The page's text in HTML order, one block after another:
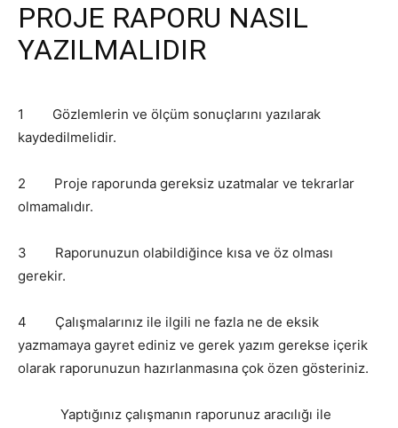
PROJE RAPORU NASIL
YAZILMALIDIR
1 Gözlemlerin ve ölçüm sonuçlarını yazılarak
kaydedilmelidir.
2 Proje raporunda gereksiz uzatmalar ve tekrarlar
olmamalıdır.
3 Raporunuzun olabildiğince kısa ve öz olması
gerekir.
4 Çalışmalarınız ile ilgili ne fazla ne de eksik
yazmamaya gayret ediniz ve gerek yazım gerekse içerik
olarak raporunuzun hazırlanmasına çok özen gösteriniz.
Yaptığınız çalışmanın raporunuz aracılığı ile